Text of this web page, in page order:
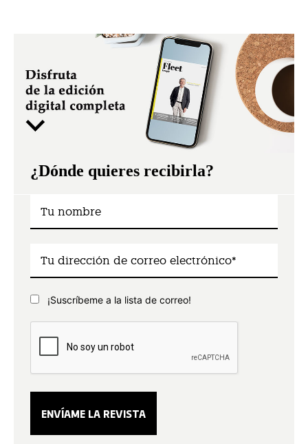
¿Dónde quieres recibirla?
¡Suscríbeme a la lista de correo!